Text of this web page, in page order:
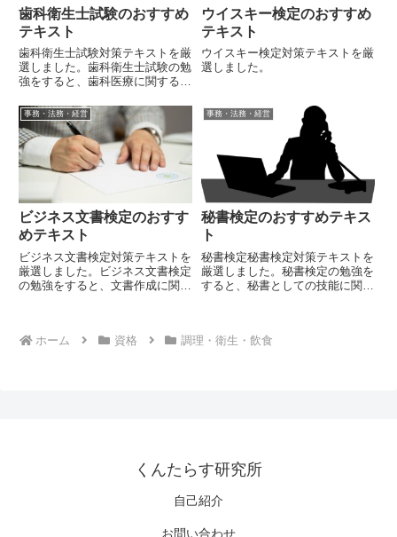
歯科衛生士試験のおすすめ
テキスト
歯科衛生士試験対策テキストを厳
選しました。歯科衛生士試験の勉
強をすると、歯科医療に関する幅
ウイスキー検定のおすすめ
テキスト
ウイスキー検定対策テキストを厳
選しました。
事務・法務・経営
ビジネス文書検定のおすす
めテキスト
ビジネス文書検定対策テキストを
厳選しました。ビジネス文書検定
の勉強をすると、文書作成に関す
事務・法務・経営
秘書検定のおすすめテキス
ト
秘書検定秘書検定対策テキストを
厳選しました。秘書検定の勉強を
すると、秘書としての技能に関す
ホーム 資格 調理・衛生・飲食
くんたらす研究所
自己紹介
お問い合わせ